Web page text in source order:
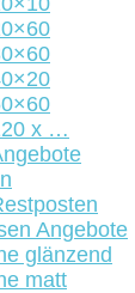
x …
Angebote
glänzend
matt